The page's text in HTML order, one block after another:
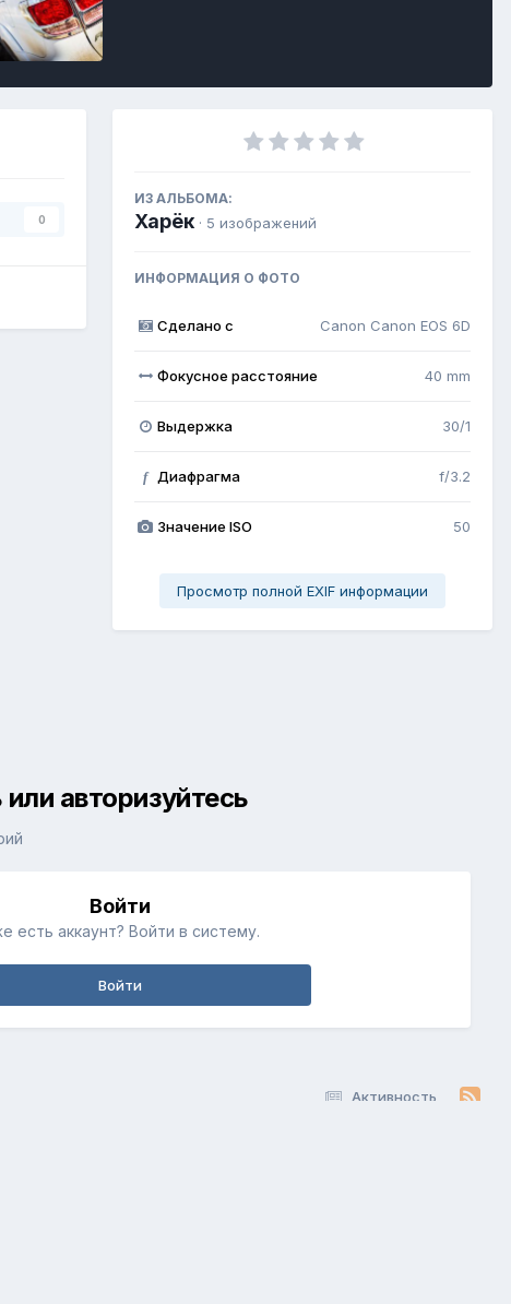
0
ИЗ АЛЬБОМА:
Харёк · 5 изображений
ИНФОРМАЦИЯ О ФОТО
Сделано с Canon Canon EOS 6D
Фокусное расстояние 40 mm
Выдержка 30/1
f Диафрагма f/3.2
Значение ISO 50
Просмотр полной EXIF информации
авторизуйтесь
Войти
есть аккаунт? Войти в систему.
Войти
Активность